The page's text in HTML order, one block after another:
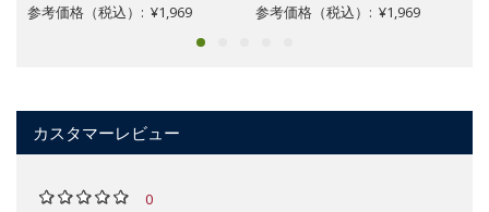
参考価格（税込）: ¥1,969
参考価格（税込）: ¥1,969
カスタマーレビュー
0